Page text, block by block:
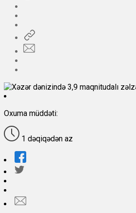
Oxuma müddəti:
1 dəqiqədən az